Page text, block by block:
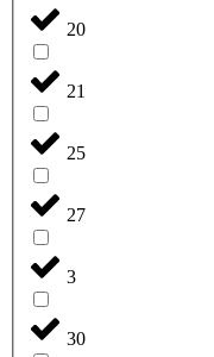
20
21
25
27
3
30